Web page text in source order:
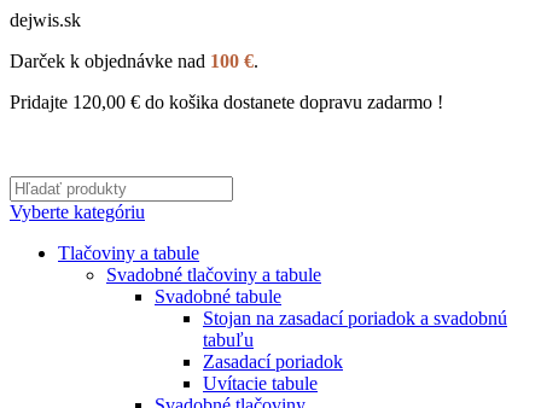
dejwis.sk
Darček k objednávke nad 100 €.
Pridajte 120,00 € do košika dostanete dopravu zadarmo !
Vyberte kategóriu
Tlačoviny a tabule
Svadobné tlačoviny a tabule
Svadobné tabule
Stojan na zasadací poriadok a svadobnú
tabuľu
Zasadací poriadok
Uvítacie tabule